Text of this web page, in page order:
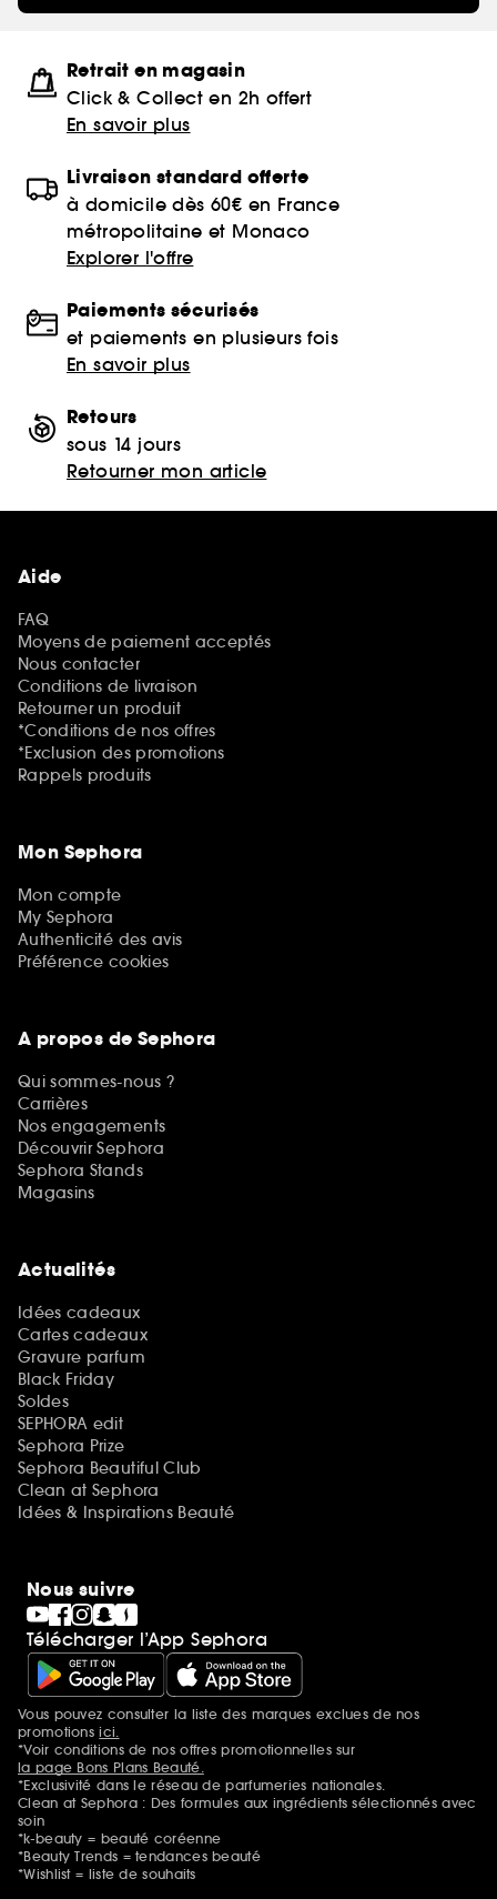
Retrait en magasin
Click & Collect en 2h offert
En savoir plus
Livraison standard offerte
à domicile dès 60€ en France
métropolitaine et Monaco
Explorer l'offre
Paiements sécurisés
et paiements en plusieurs fois
En savoir plus
Retours
sous 14 jours
Retourner mon article
Aide
FAQ
Moyens de paiement acceptés
Nous contacter
Conditions de livraison
Retourner un produit
*Conditions de nos offres
*Exclusion des promotions
Rappels produits
Mon Sephora
Mon compte
My Sephora
Authenticité des avis
Préférence cookies
A propos de Sephora
Qui sommes-nous ?
Carrières
Nos engagements
Découvrir Sephora
Sephora Stands
Magasins
Actualités
Idées cadeaux
Cartes cadeaux
Gravure parfum
Black Friday
Soldes
SEPHORA edit
Sephora Prize
Sephora Beautiful Club
Clean at Sephora
Idées & Inspirations Beauté
Nous suivre
Télécharger l’App Sephora
Mentions additionnelles
Vous pouvez consulter la liste des marques exclues de nos
promotionsici.
*Voir conditions de nos offres promotionnelles sur
la page Bons Plans Beauté.
*Exclusivité dans le réseau de parfumeries nationales.
Clean at Sephora : Des formules aux ingrédients sélectionnés avec
soin
*k-beauty = beauté coréenne
*Beauty Trends = tendances beauté
*Wishlist = liste de souhaits